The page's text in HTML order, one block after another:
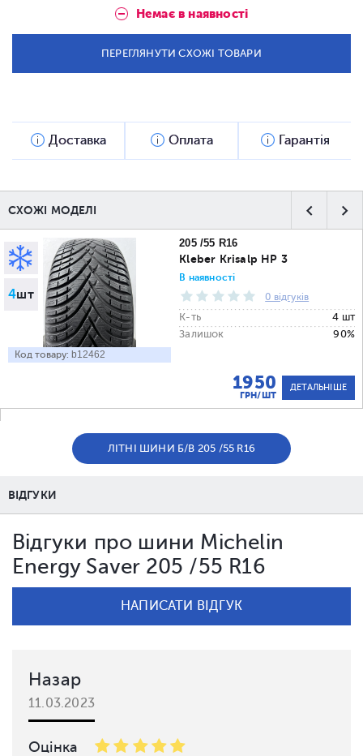
Немає в наявності
ПЕРЕГЛЯНУТИ СХОЖІ ТОВАРИ
Доставка Оплата Гарантія
СХОЖІ МОДЕЛІ
4шт
Код товару: b12462
205 /55 R16
Kleber Krisalp HP 3
В наявності
0 відгуків
К-ть
4 шт
Залишок
90%
1950
ГРН/ШТ
ДЕТАЛЬНІШЕ
ЛІТНІ ШИНИ Б/В 205 /55 R16
ВІДГУКИ
Відгуки про шини Michelin
Energy Saver 205 /55 R16
НАПИСАТИ ВІДГУК
Назар
11.03.2023
Оцінка